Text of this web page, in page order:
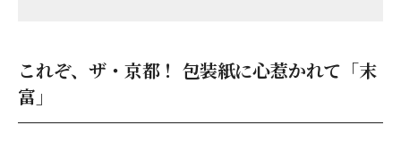
これぞ、ザ・京都！ 包装紙に心惹かれて「末
富」